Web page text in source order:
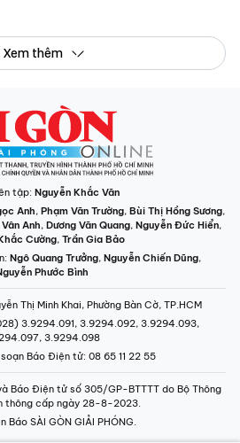
Xem thêm
tập: Nguyễn Khắc Văn
Anh, Phạm Văn Trường, Bùi Thị Hồng Sương,
Anh, Dương Văn Quang, Nguyễn Đức Hiển,
Cường, Trần Gia Bảo
Ngô Quang Trưởng, Nguyễn Chiến Dũng,
Phước Bình
Thị Minh Khai, Phường Bàn Cờ, TP.HCM
3.9294.091, 3.9294.092, 3.9294.093,
3.9294.098
Báo Điện tử: 08 65 11 22 55
Báo Điện tử số 305/GP-BTTTT do Bộ Thông
thông cấp ngày 28-8-2023.
Báo SÀI GÒN GIẢI PHÓNG.